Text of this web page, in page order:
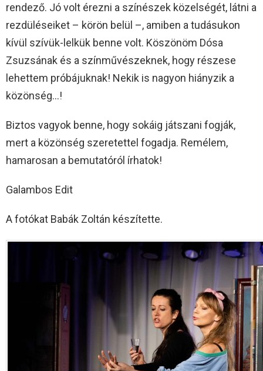
rendező. Jó volt érezni a színészek közelségét, látni a
rezdüléseiket – körön belül –, amiben a tudásukon
kívül szívük-lelkük benne volt. Köszönöm Dósa
Zsuzsának és a színművészeknek, hogy részese
lehettem próbájuknak! Nekik is nagyon hiányzik a
közönség…!
Biztos vagyok benne, hogy sokáig játszani fogják,
mert a közönség szeretettel fogadja. Remélem,
hamarosan a bemutatóról írhatok!
Galambos Edit
A fotókat Babák Zoltán készítette.